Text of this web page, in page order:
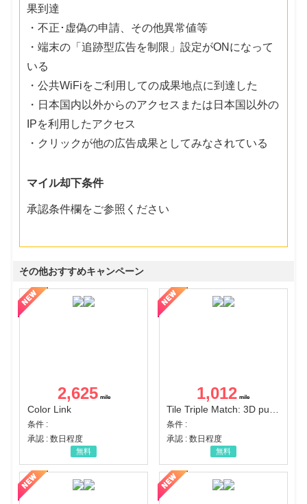
果到達
・不正･虚偽の申請、その他異常値等
・端末の「追跡型広告を制限」設定がONになって
いる
・公共WiFiをご利用しての成果地点に到達した
・日本国内以外からのアクセスまたは日本国以外の
IPを利用したアクセス
・クリックが他の広告成果としてみなされている
マイル却下条件
承認条件欄をご参照ください
その他おすすめキャンペーン
2,625
Color Link
条件 :
承認 : 数日程度
無料
1,012
Tile Triple Match: 3D puzzle
条件 :
承認 : 数日程度
無料